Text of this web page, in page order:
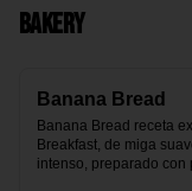
Bakery
Banana Bread
Banana Bread receta
Breakfast, de miga
intenso, preparado con